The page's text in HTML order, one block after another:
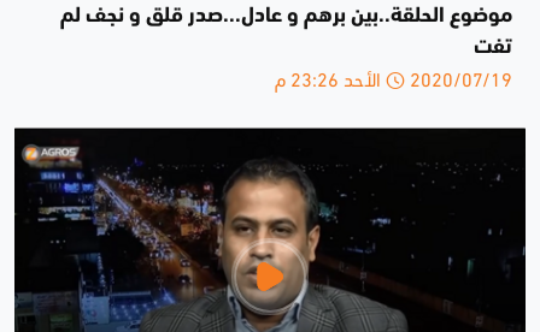
موضوع الحلقة..بين برهم و عادل...صدر قلق و نجف لم
تفت
2020/07/19 الأحد 23:26 م